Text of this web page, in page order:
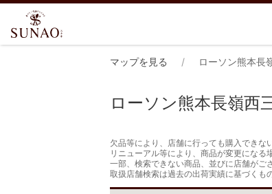
マップを見る ローソン熊本長
ローソン熊本長嶺西
欠品等により、店舗に行っても購入できな
リニューアル等により、商品が変更になる
一部、検索できない商品、並びに店舗がご
取扱店舗検索は過去の出荷実績に基づくも